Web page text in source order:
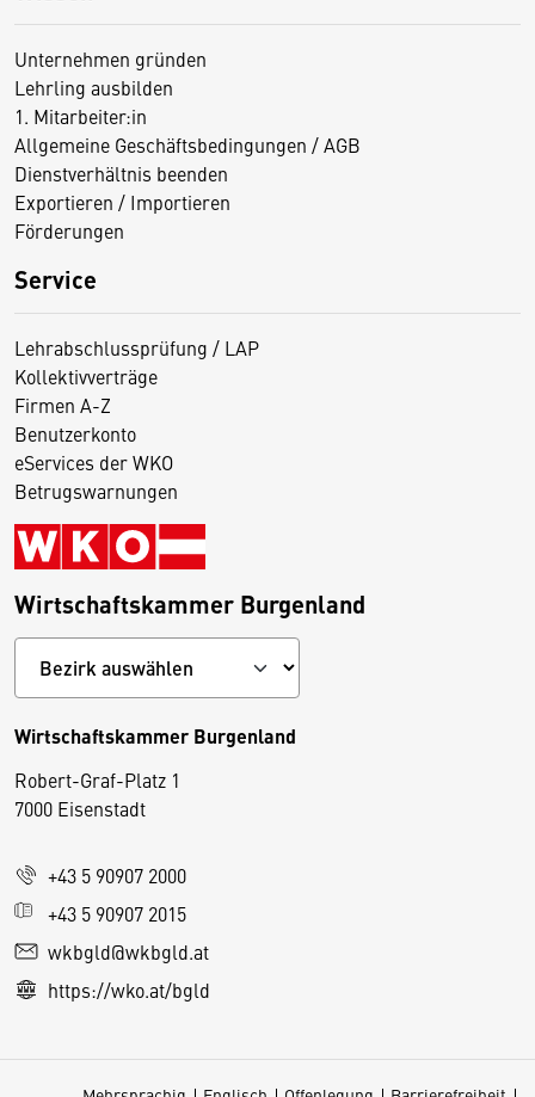
Unternehmen gründen
Lehrling ausbilden
1. Mitarbeiter:in
Allgemeine Geschäftsbedingungen / AGB
Dienstverhältnis beenden
Exportieren / Importieren
Förderungen
Service
Lehrabschlussprüfung / LAP
Kollektivverträge
Firmen A-Z
Benutzerkonto
eServices der WKO
Betrugswarnungen
Wirtschaftskammer Burgenland
Wirtschaftskammer Burgenland
Robert-Graf-Platz 1
7000 Eisenstadt
+43 5 90907 2000
+43 5 90907 2015
wkbgld@wkbgld.at
https://wko.at/bgld
D
s
e
S
e